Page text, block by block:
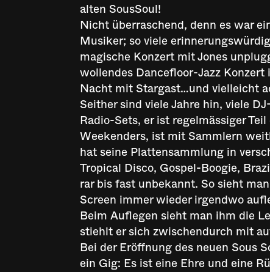
alten SousSoul!
Nicht überraschend, denn es war
Musiker; so viele
magische Konzert mit Jones
wollendes Dancefloor-Jazz
Nacht mit Stargast…und vielleicht
Seither sind viele Jahre hin, viele
Radio-Sets, er ist regelmässiger
Weekenders, ist mit Sammlern
hat seine Plattensammlung in
Tropical Disco, Gospel-Boogie,
rar bis fast unbekannt. So sieht
Screen immer wieder irgendwo
Beim Auflegen sieht man ihm die
stiehlt er sich zwischendurch mit
Bei der Eröffnung des neuen Sous
ein Gig: Es ist eine Ehre und eine